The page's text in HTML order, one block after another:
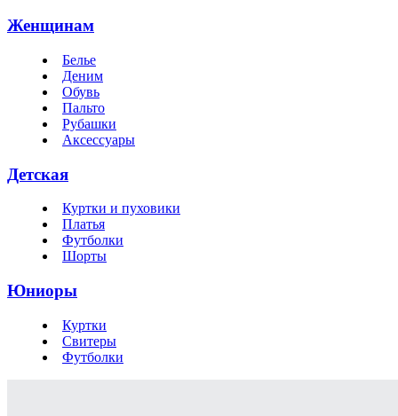
Женщинам
Белье
Деним
Обувь
Пальто
Рубашки
Аксессуары
Детская
Куртки и пуховики
Платья
Футболки
Шорты
Юниоры
Куртки
Свитеры
Футболки